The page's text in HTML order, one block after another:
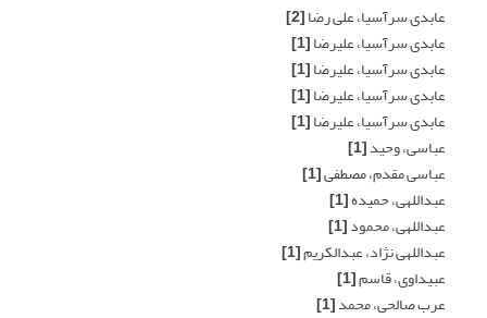
عابدی سرآسیا، علی رضا[2]
عابدی سرآسیا، علیرضا[1]
عابدی سرآسیا، علیرضا[1]
عابدی سرآسیا، علیرضا[1]
عابدی سرآسیا، علیرضا[1]
عباسی، وحید[1]
عباسی مقدم، مصطفی[1]
عبداللهی، حمیده[1]
عبداللهی، محمود[1]
عبداللهی نژاد، عبدالکریم[1]
عبیداوی، قاسم[1]
عرب صالحی، محمد[1]